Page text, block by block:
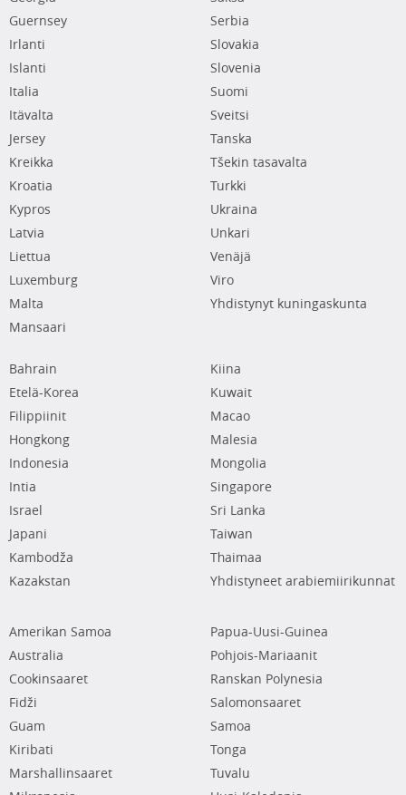
Guernsey
Irlanti
Islanti
Italia
Itävalta
Jersey
Kreikka
Kroatia
Kypros
Latvia
Liettua
Luxemburg
Malta
Mansaari
Serbia
Slovakia
Slovenia
Suomi
Sveitsi
Tanska
Tšekin tasavalta
Turkki
Ukraina
Unkari
Venäjä
Viro
Yhdistynyt kuningaskunta
Bahrain
Etelä-Korea
Filippiinit
Hongkong
Indonesia
Intia
Israel
Japani
Kambodža
Kazakstan
Kiina
Kuwait
Macao
Malesia
Mongolia
Singapore
Sri Lanka
Taiwan
Thaimaa
Yhdistyneet arabiemiirikunnat
Amerikan Samoa
Australia
Cookinsaaret
Fidži
Guam
Kiribati
Marshallinsaaret
Papua-Uusi-Guinea
Pohjois-Mariaanit
Ranskan Polynesia
Salomonsaaret
Samoa
Tonga
Tuvalu